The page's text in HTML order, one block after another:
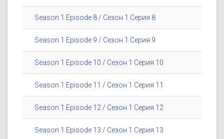
Season 1 Episode 8 / Сезон 1 Серия 8
Season 1 Episode 9 / Сезон 1 Серия 9
Season 1 Episode 10 / Сезон 1 Серия 10
Season 1 Episode 11 / Сезон 1 Серия 11
Season 1 Episode 12 / Сезон 1 Серия 12
Season 1 Episode 13 / Сезон 1 Серия 13